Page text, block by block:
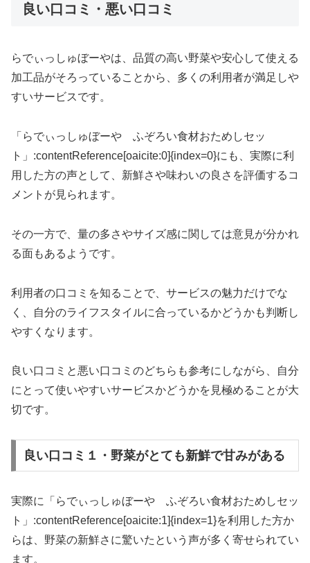
良い口コミ・悪い口コミ
らでぃっしゅぼーやは、品質の高い野菜や安心して使える
加工品がそろっていることから、多くの利用者が満足しや
すいサービスです。
「らでぃっしゅぼーや ふぞろい食材おためしセッ
ト」:contentReference[oaicite:0]{index=0}にも、実際に利
用した方の声として、新鮮さや味わいの良さを評価するコ
メントが見られます。
その一方で、量の多さやサイズ感に関しては意見が分かれ
る面もあるようです。
利用者の口コミを知ることで、サービスの魅力だけでな
く、自分のライフスタイルに合っているかどうかも判断し
やすくなります。
良い口コミと悪い口コミのどちらも参考にしながら、自分
にとって使いやすいサービスかどうかを見極めることが大
切です。
良い口コミ１・野菜がとても新鮮で甘みがある
実際に「らでぃっしゅぼーや ふぞろい食材おためしセッ
ト」:contentReference[oaicite:1]{index=1}を利用した方か
らは、野菜の新鮮さに驚いたという声が多く寄せられてい
ます。